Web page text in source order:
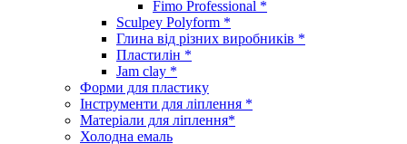
Fimo Professional *
Sculpey Polyform *
Глина від різних виробників *
Пластилін *
Jam clay *
Форми для пластику
Інструменти для ліплення *
Матеріали для ліплення*
Холодна емаль